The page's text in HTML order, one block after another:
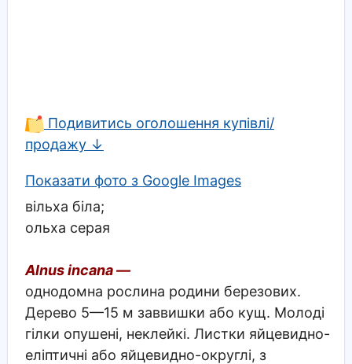
Подивитись оголошення купівлі/
продажу ↓
Показати фото з Google Images
вільха біла;
ольха серая
Alnus incana —
однодомна рослина родини березових.
Дерево 5—15 м заввишки або кущ. Молоді
гілки опушені, неклейкі. Листки яйцевидно-
еліптичні або яйцевидно-округлі, з